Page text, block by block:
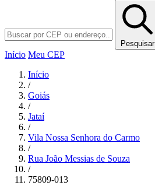
Pesquisar
Início Meu CEP
Início
/
Goiás
/
Jataí
/
Vila Nossa Senhora do Carmo
/
Rua João Messias de Souza
/
75809-013